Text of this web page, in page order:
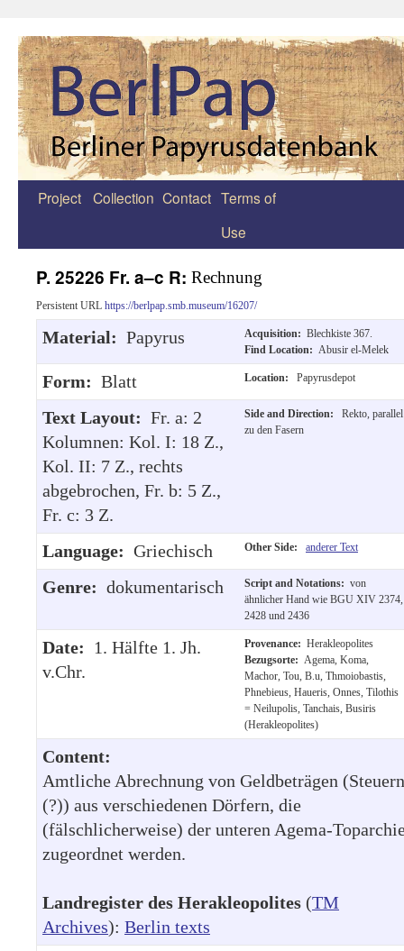
Zum
Project Collection Contact Terms of
Use
P. 25226 Fr. a–c R: Rechnung
Persistent URL https://berlpap.smb.museum/16207/
Material: Papyrus Acquisition: Blechkiste 367.
Find Location: Abusir el-Melek
Form: Blatt Location: Papyrusdepot
Text Layout: Fr. a: 2
Kolumnen: Kol. I: 18 Z.,
Kol. II: 7 Z., rechts
abgebrochen, Fr. b: 5 Z.,
Fr. c: 3 Z.
Side and Direction:
Rekto, parallel
zu den Fasern
Language: Griechisch Other Side: anderer Text
Genre: dokumentarisch Script and Notations: von
ähnlicher Hand wie BGU XIV 2374,
2428 und 2436
Date: 1. Hälfte 1. Jh.
v.Chr.
Provenance: Herakleopolites
Bezugsorte: Agema, Koma,
Machor, Tou, B.u, Thmoiobastis,
Phnebieus, Haueris, Onnes, Tilothis
= Neilupolis, Tanchais, Busiris
(Herakleopolites)
Content:
Amtliche Abrechnung von Geldbeträgen (Steuern
(?)) aus verschiedenen Dörfern, die
(fälschlicherweise) der unteren Agema-
zugeordnet werden.
Landregister des Herakleopolites (TM
Archives): Berlin texts